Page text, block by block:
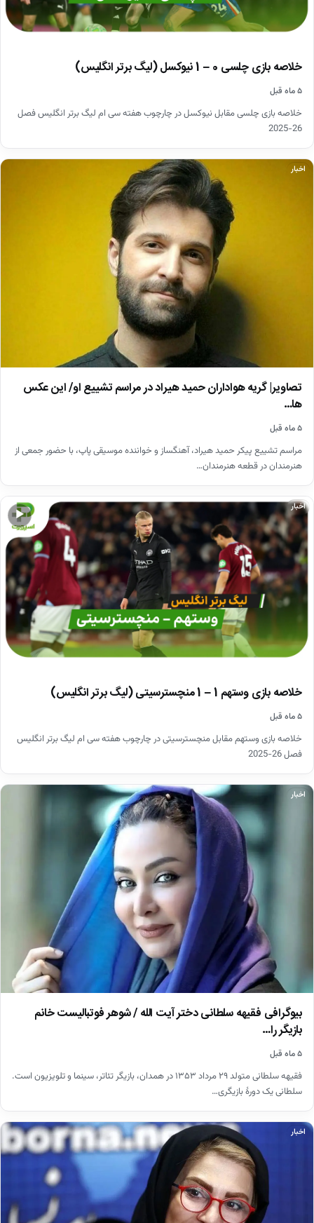
خلاصه بازی چلسی 0 – 1 نیوکسل (لیگ برتر انگلیس)
۵ ماه قبل
خلاصه بازی چلسی مقابل نیوکسل در چارچوب هفته سی ام لیگ برتر انگلیس فصل
26-2025
اخبار
تصاویر| گریه هواداران حمید هیراد در مراسم تشییع او/ این عکس
ها…
۵ ماه قبل
مراسم تشییع پیکر حمید هیراد، آهنگساز و خواننده موسیقی پاپ، با حضور جمعی از
هنرمندان در قطعه هنرمندان…
▶
اخبار
خلاصه بازی وستهم 1 – 1 منچسترسیتی (لیگ برتر انگلیس)
۵ ماه قبل
خلاصه بازی وستهم مقابل منچسترسیتی در چارچوب هفته سی ام لیگ برتر انگلیس
فصل 26-2025
اخبار
بیوگرافی فقیهه سلطانی دختر آیت الله / شوهر فوتبالیست خانم
بازیگر را…
۵ ماه قبل
فقیهه سلطانی متولد ۲۹ مرداد ۱۳۵۳ در همدان، بازیگر تئاتر، سینما و تلویزیون است.
سلطانی یک دورهٔ بازیگری…
اخبار